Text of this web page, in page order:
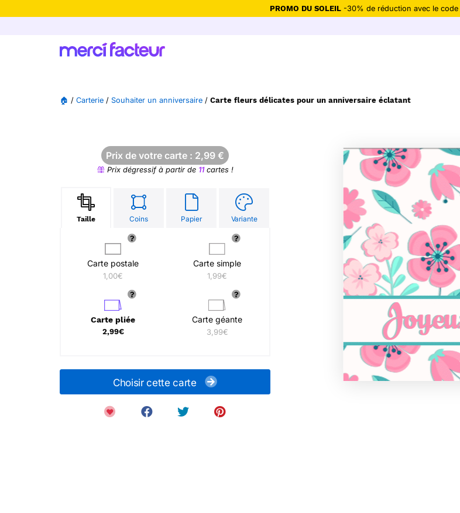
PROMO DU SOLEIL-30% de réduction avec le code
Ne plus afficher
🏠 / Carterie / Souhaiter un anniversaire / Carte fleurs délicates pour un anniversaire éclatant
Prix de votre carte : 2,99 €
Prix dégressif à partir de 11cartes !
Taille Coins Papier Variante
Carte postale
1,00€
Carte simple
1,99€
Carte pliée
2,99€
Carte géante
3,99€
Choisir cette carte